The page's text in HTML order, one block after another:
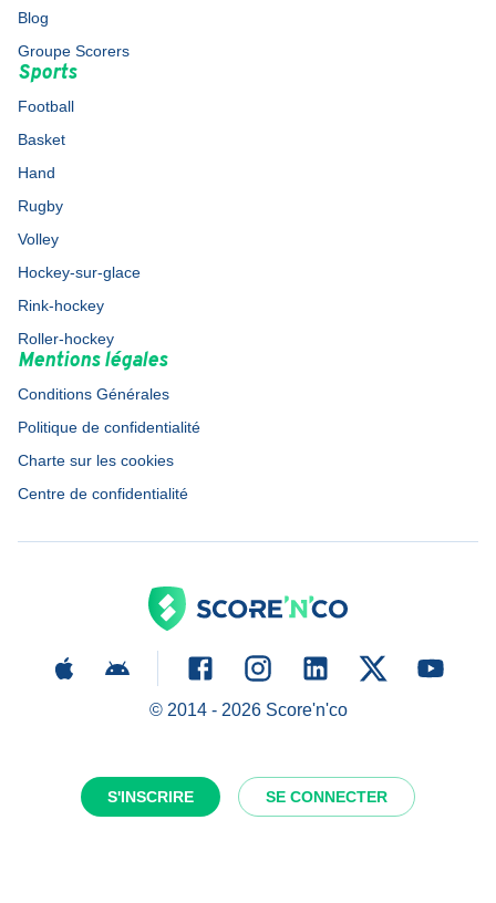
S'INSCRIRE SE CONNECTER
Blog
Groupe Scorers
Sports
Football
Basket
Hand
Rugby
Volley
Hockey-sur-glace
Rink-hockey
Roller-hockey
Mentions légales
Conditions Générales
Politique de confidentialité
Charte sur les cookies
Centre de confidentialité
© 2014 - 2026Score'n'co